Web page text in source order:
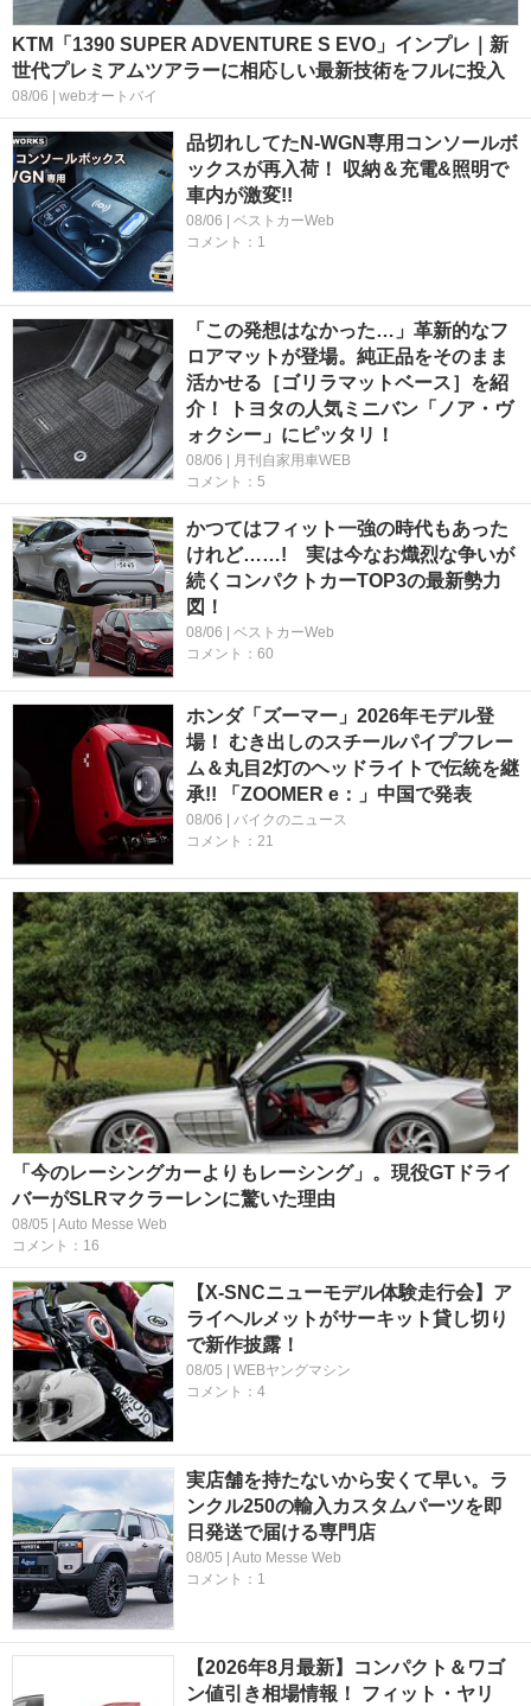
KTM「1390 SUPER ADVENTURE S EVO」インプレ｜新
世代プレミアムツアラーに相応しい最新技術をフルに投入
08/06 | webオートバイ
品切れしてたN-WGN専用コンソールボ
ックスが再入荷！ 収納＆充電&照明で
車内が激変!!
08/06 | ベストカーWeb
コメント：1
「この発想はなかった…」革新的なフ
ロアマットが登場。純正品をそのまま
活かせる［ゴリラマットベース］を紹
介！ トヨタの人気ミニバン「ノア・ヴ
ォクシー」にピッタリ！
08/06 | 月刊自家用車WEB
コメント：5
かつてはフィット一強の時代もあった
けれど……! 実は今なお熾烈な争いが
続くコンパクトカーTOP3の最新勢力
図！
08/06 | ベストカーWeb
コメント：60
ホンダ「ズーマー」2026年モデル登
場！ むき出しのスチールパイプフレー
ム＆丸目2灯のヘッドライトで伝統を継
承!! 「ZOOMER e：」中国で発表
08/06 | バイクのニュース
コメント：21
「今のレーシングカーよりもレーシング」。現役GTドライ
バーがSLRマクラーレンに驚いた理由
08/05 | Auto Messe Web
コメント：16
【X-SNCニューモデル体験走行会】ア
ライヘルメットがサーキット貸し切り
で新作披露！
08/05 | WEBヤングマシン
コメント：4
実店舗を持たないから安くて早い。ラ
ンクル250の輸入カスタムパーツを即
日発送で届ける専門店
08/05 | Auto Messe Web
コメント：1
【2026年8月最新】コンパクト＆ワゴ
ン値引き相場情報！ フィット・ヤリ